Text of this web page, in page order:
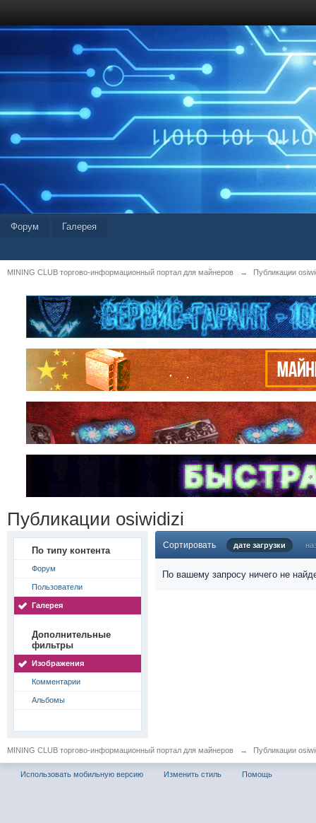
Форум Галерея
MINING CLUB торгово-информационный портал для майнеров → Публикации
Публикации osiwidizi
По типу контента
Форум
Пользователи
Галерея
Дополнительные
фильтры
Изображения
Комментарии
Альбомы
Сортировать дате загрузки
По вашему запросу ничего не
MINING CLUB торгово-информационный портал для майнеров → Публикации
Использовать мобильную версию Изменить стиль Помощь